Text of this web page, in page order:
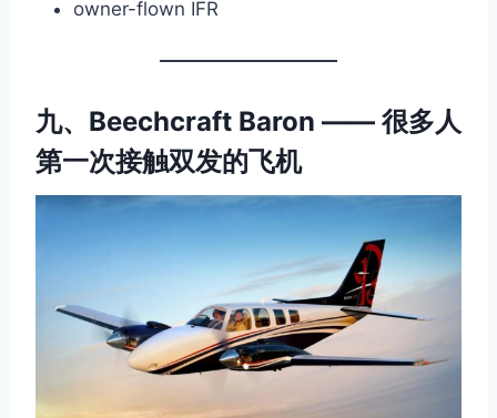
owner-flown IFR
九、Beechcraft Baron —— 很多人
第一次接触双发的飞机